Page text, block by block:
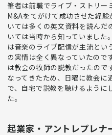
筆者は前職でライブ・ストリー
M&Aをてがけて成功させた経
いては多くの英文資料を読ん
いては当時から知っていました。
は音楽のライブ配信が主流とい
の実情は全く異なっていたのです
は教会の牧師の説教だったので
なってきたため、日曜に教会に
で、自宅で説教を聴けるように
た。
起業家・アントレプレナ